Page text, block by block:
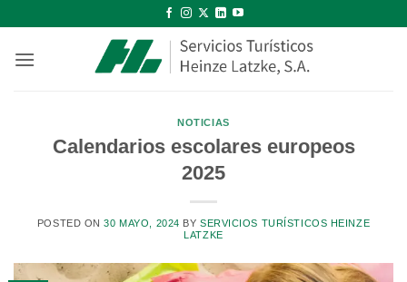
contenido
NOTICIAS
Calendarios escolares europeos
2025
POSTED ON30 MAYO, 2024 BY SERVICIOS TURÍSTICOS HEINZE
LATZKE